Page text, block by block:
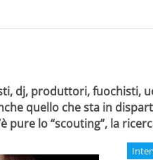
dj, produttori, fuochisti,
quello che sta in
pure lo “scouting”, la